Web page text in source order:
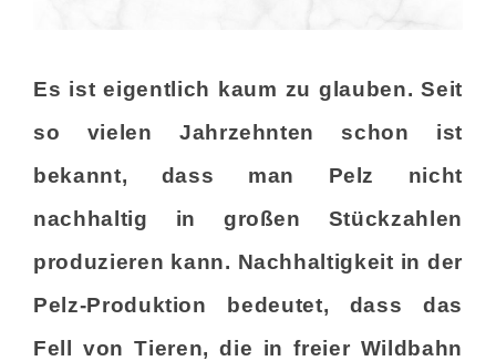
Es ist eigentlich kaum zu glauben. Seit
so vielen Jahrzehnten schon ist
bekannt, dass man Pelz nicht
nachhaltig in großen Stückzahlen
produzieren kann. Nachhaltigkeit in der
Pelz-Produktion bedeutet, dass das
Fell von Tieren, die in freier Wildbahn